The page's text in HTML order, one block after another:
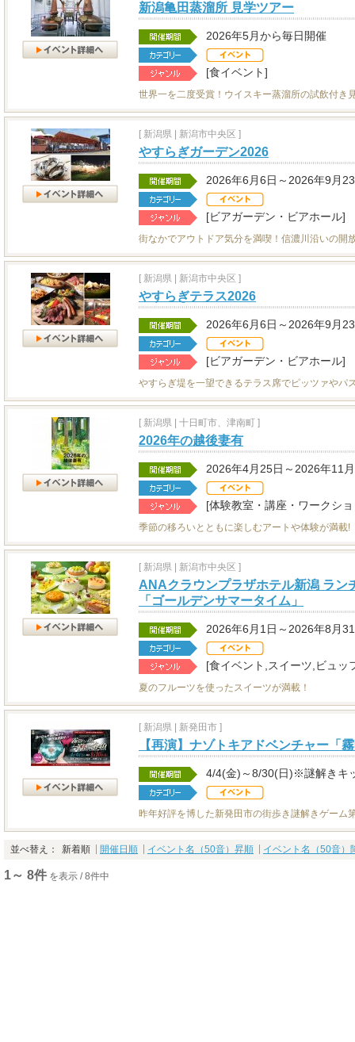
新潟亀田蒸溜所 見学ツアー
2026年5月から毎日開催
[食イベント]
世界一を二度受賞！ウイスキー蒸溜所の試飲付き
[ 新潟県 新潟市中央区 ]
やすらぎガーデン2026
2026年6月6日～2026年9月
[ビアガーデン・ビアホール]
街なかでアウトドア気分を満喫！信濃川沿いの開
[ 新潟県 新潟市中央区 ]
やすらぎテラス2026
2026年6月6日～2026年9月
[ビアガーデン・ビアホール]
やすらぎ堤を一望できるテラス席でピッツァやパ
[ 新潟県 十日町市、津南町 ]
2026年の越後妻有
2026年4月25日～2026年11
[体験教室・講座・ワークシ
季節の移ろいとともに楽しむアートや体験が満載!
[ 新潟県 新潟市中央区 ]
ANAクラウンプラザホテル新潟 ラン
「ゴールデンサマータイム」
2026年6月1日～2026年8月
[食イベント,スイーツ,ビュッ
夏のフルーツを使ったスイーツが満載！
[ 新潟県 新発田市 ]
【再演】ナゾトキアドベンチャー「
4/4(金)～8/30(日)※謎解きキ
昨年好評を博した新発田市の街歩き謎解きゲーム
並べ替え： 新着順 開催日順 イベント名（50音）昇順 イベント名（50音）
1～ 8件 を表示 / 8件中